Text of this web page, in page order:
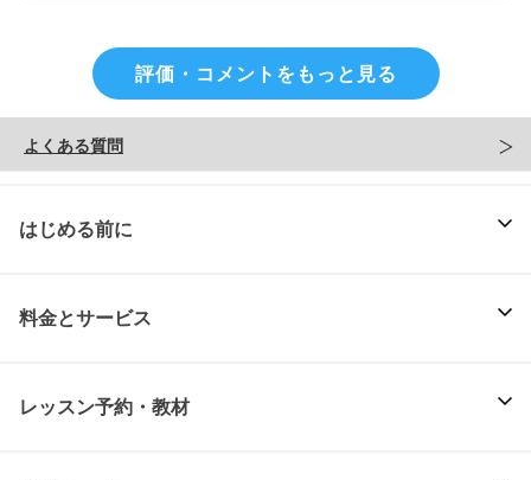
評価・コメントをもっと見る
よくある質問
はじめる前に
料金とサービス
レッスン予約・教材